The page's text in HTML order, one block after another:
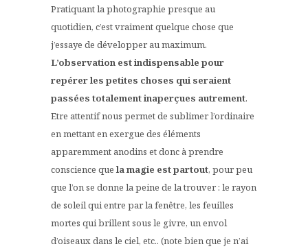
Pratiquant la photographie presque au
quotidien, c’est vraiment quelque chose que
j’essaye de développer au maximum.
L’observation est indispensable pour
repérer les petites choses qui seraient
passées totalement inaperçues autrement.
Etre attentif nous permet de sublimer l’ordinaire
en mettant en exergue des éléments
apparemment anodins et donc à prendre
conscience que la magie est partout, pour peu
que l’on se donne la peine de la trouver : le rayon
de soleil qui entre par la fenêtre, les feuilles
mortes qui brillent sous le givre, un envol
d’oiseaux dans le ciel, etc.. (note bien que je n’ai